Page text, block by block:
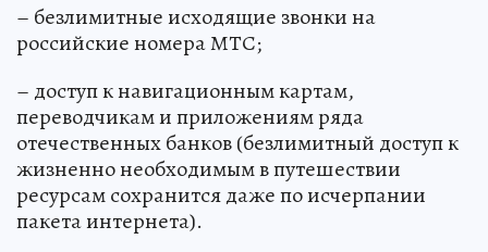
– безлимитные исходящие звонки на
российские номера МТС;
– доступ к навигационным картам,
переводчикам и приложениям ряда
отечественных банков (безлимитный доступ к
жизненно необходимым в путешествии
ресурсам сохранится даже по исчерпании
пакета интернета).